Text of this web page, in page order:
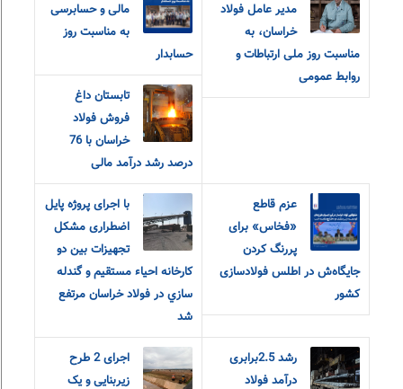
مدیر عامل فولاد
خراسان، به
مناسبت روز ملی ارتباطات و
روابط عمومی
مالی و حسابرسی
به مناسبت روز
حسابدار
تابستان داغ
فروش فولاد
خراسان با 76
درصد رشد درآمد مالی
عزم قاطع
«فخاس» برای
پررنگ کردن
جایگاه‌ش در اطلس فولادسازی
کشور
با اجرای پروژه پایل
اضطراری مشکل
تجهيزات بين دو
كارخانه احياء مستقيم و گندله
سازي در فولاد خراسان مرتفع
شد
رشد 2.5برابری
درآمد فولاد
اجرای 2 طرح
زیربنایی و یک